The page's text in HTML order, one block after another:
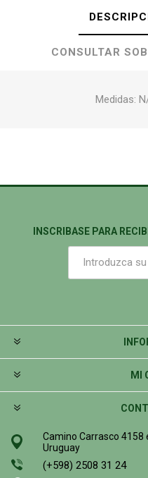
CONSULTAR
Medidas:
INSCRIBASE PARA
MI
Camino Carrasco 4158
Uruguay
(+598) 2508 31 24